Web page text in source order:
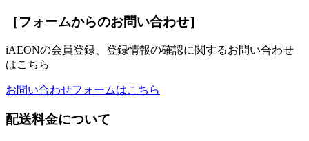
［フォームからのお問い合わせ］
iAEONの会員登録、登録情報の確認に関するお問い合わせ
はこちら
お問い合わせフォームはこちら
配送料金について